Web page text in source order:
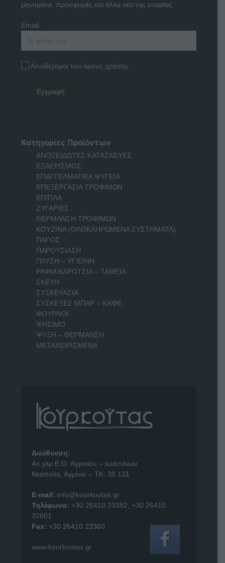
μηνύματα, προσφορές και άλλα νέα της εταιρίας.
Email:
Αποδέχομαι του όρους χρήσης
Κατηγορίες Προϊόντων
ΑΝΟΞΕΙΔΩΤΕΣ ΚΑΤΑΣΚΕΥΕΣ
ΕΞΑΕΡΙΣΜΟΣ
ΕΠΑΓΓΕΛΜΑΤΙΚΑ ΨΥΓΕΙΑ
ΕΠΕΞΕΡΓΑΣΙΑ ΤΡΟΦΙΜΩΝ
ΕΠΙΠΛΑ
ΖΥΓΑΡΙΕΣ
ΘΕΡΜΑΝΣΗ ΤΡΟΦΙΜΩΝ
ΚΟΥΖΙΝΑ (ΟΛΟΚΛΗΡΩΜΕΝΑ ΣΥΣΤΗΜΑΤΑ)
ΠΑΓΟΣ
ΠΑΡΟΥΣΙΑΣΗ
ΠΛΥΣΗ – ΥΓΙΕΙΝΗ
ΡΑΦΙΑ ΚΑΡΟΤΣΙΑ – ΤΑΜΕΙΑ
ΣΚΕΥΗ
ΣΥΣΚΕΥΑΣΙΑ
ΣΥΣΚΕΥΕΣ ΜΠΑΡ – ΚΑΦΕ
ΦΟΥΡΝΟΙ
ΨΗΣΙΜΟ
ΨΥΞΗ – ΘΕΡΜΑΝΣΗ
ΜΕΤΑΧΕΙΡΙΣΜΕΝΑ
Διεύθυνση:
4o χλμ Ε.Ο. Αγρινίου – Ιωαννίνων
Νεάπολη, Αγρίνιο – ΤΚ: 30 131
E-mail: info@kourkoutas.gr
Τηλέφωνα: +30 26410 23382
+30 26410
32801
Fax: +30 26410 23360
www.kourkoutas.gr